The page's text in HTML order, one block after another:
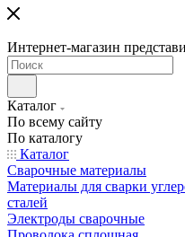
Интернет-магазин
Каталог
По всему сайту
По каталогу
Каталог
Сварочные материалы
Материалы для сварки
сталей
Электроды сварочные